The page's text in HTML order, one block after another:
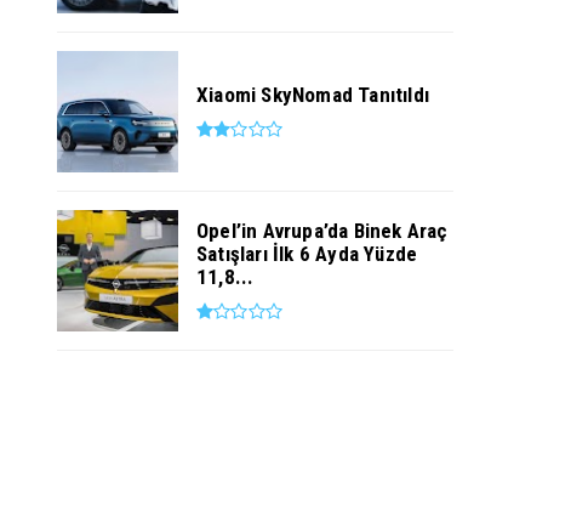
Xiaomi SkyNomad Tanıtıldı
Opel’in Avrupa’da Binek Araç
Satışları İlk 6 Ayda Yüzde
11,8...